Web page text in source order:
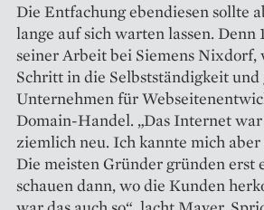
Die Entfachung ebendiesen ­sollte
lange auf sich warten lassen. Denn
seiner ­Arbeit bei Siemens Nixdorf,
Schritt in die Selbstständigkeit
Unternehmen für
Domain-Handel. „Das Internet
ziemlich neu. Ich kannte mich aber
Die meisten Gründer gründen erst
schauen dann, wo die Kunden